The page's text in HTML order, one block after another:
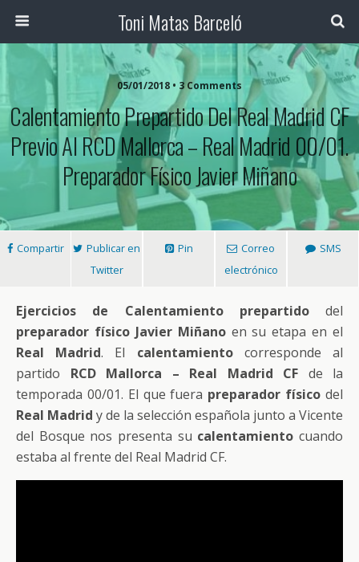
Toni Matas Barceló
05/01/2018 • 3 Comments
Calentamiento Prepartido Del Real Madrid CF
Previo Al RCD Mallorca – Real Madrid 00/01.
Preparador Físico Javier Miñano
Compartir
Publicar en
Twitter
Pin
Correo
electrónico
SMS
Ejercicios de Calentamiento prepartidodel
preparador físico Javier Miñanoen su etapa en el
Real Madrid. El calentamientocorresponde al
partido RCD Mallorca – Real Madrid CF de la
temporada 00/01. El que fuera preparador físico del
Real Madrid y de la selección española junto a Vicente
del Bosque nos presenta su calentamiento cuando
estaba al frente del Real Madrid CF.